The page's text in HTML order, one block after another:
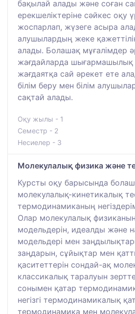
бақылай алады және соған
ерекшеліктеріне сәйкес оқу
жоспарлап, жүзеге асыра
алушылардың жеке
алады. Болашақ мұғалімдер
жағдайларда шығармашылық
жағдаятқа сай әрекет ете
білім беру мен білім
сақтай алады.
Оқу жылы - 1
Семестр - 2
Несиелер - 3
Молекулалық физика және
Курсты оқу барысында
молекулалық-кинетикалық
термодинамиканың
Олар молекулалық физиканың
модельдерін, идеалды және
модельдері мен
заңдарын, сұйықтар мен
қаситеттерін сондай-ақ
классикалық таралуын
сонымен қатар
негізгі термодинамикалық
термодинамика мен